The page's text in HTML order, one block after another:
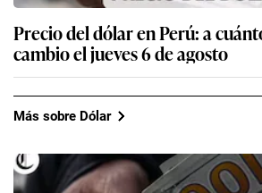
Precio del dólar en Perú: a
cambio el jueves 6 de agosto
Más sobre Dólar